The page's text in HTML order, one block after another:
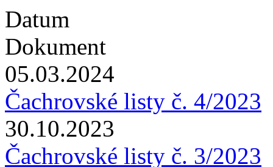
Datum
Dokument
05.03.2024
Čachrovské listy č. 4/2023
30.10.2023
Čachrovské listy č. 3/2023